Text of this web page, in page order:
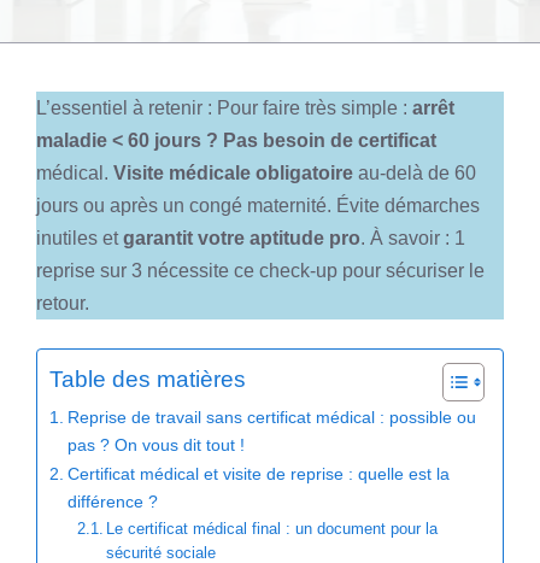
L’essentiel à retenir : Pour faire très simple : arrêt
maladie < 60 jours ? Pas besoin de certificat
médical. Visite médicale obligatoire au-delà de 60
jours ou après un congé maternité. Évite démarches
inutiles etgarantit votre aptitude pro. À savoir : 1
reprise sur 3 nécessite ce check-up pour sécuriser le
retour.
Table des matières
Reprise de travail sans certificat médical : possible ou
pas ? On vous dit tout !
Certificat médical et visite de reprise : quelle est la
différence ?
Le certificat médical final : un document pour la
sécurité sociale